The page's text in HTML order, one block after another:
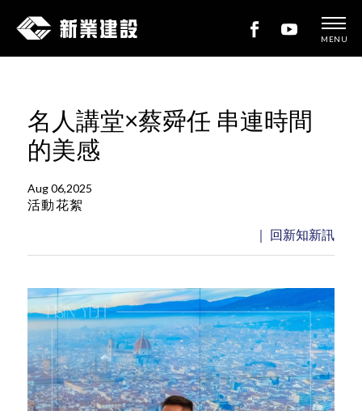
新
建
設
MENU
名人講堂×蔡舜任 串連時間
的美感
Aug 06,2025
活動花絮
｜ 回新知新訊